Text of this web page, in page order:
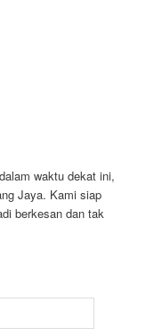
waktu dekat ini,
Jaya. Kami siap
berkesan dan tak